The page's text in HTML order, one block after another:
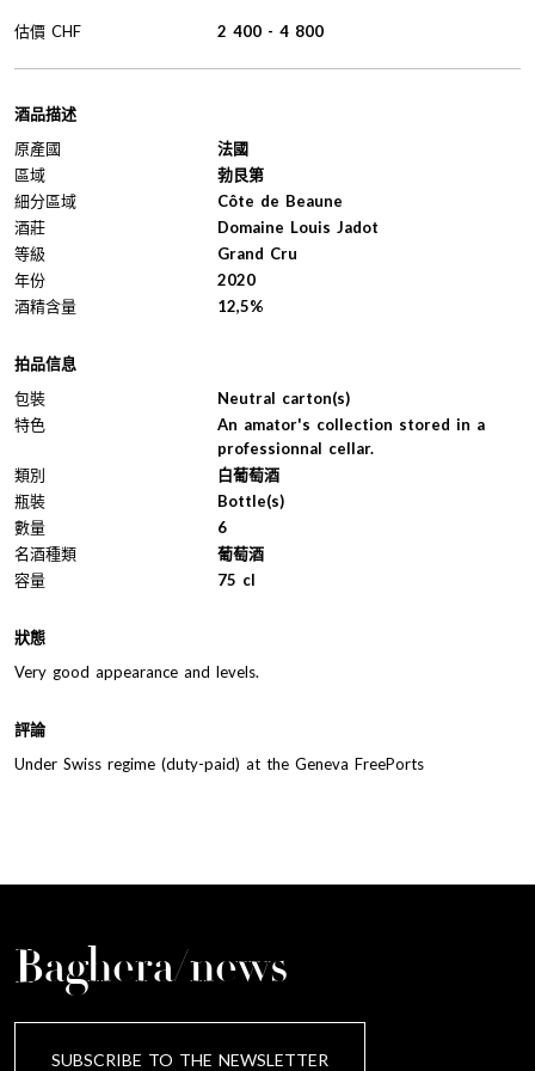
酒品描述
原產國
法國
區域
勃艮第
細分區域
Côte de Beaune
酒莊
Domaine Louis Jadot
等級
Grand Cru
年份
2020
酒精含量
12,5%
拍品信息
包裝
Neutral carton(s)
特色
An amator's collection stored in a
professionnal cellar.
類別
白葡萄酒
瓶裝
Bottle(s)
數量
6
名酒種類
葡萄酒
容量
75 cl
估價 CHF 2 400 - 4 800
狀態
Very good appearance and levels.
評論
Under Swiss regime (duty-paid) at the Geneva FreePorts
Baghera/news
SUBSCRIBE TO THE NEWSLETTER